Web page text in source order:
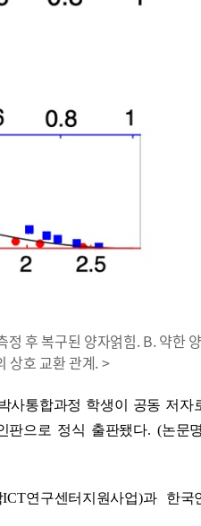
후 복구된 양자얽힘. B. 약한
상호 교환 관계. >
사통합과정 학생이 공동 저자
판으로 정식 출판됐다. (논문명
ICT연구센터지원사업)과 한국